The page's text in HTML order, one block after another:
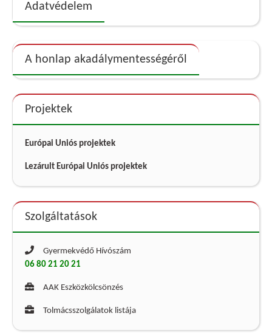
Adatvédelem
A honlap akadálymentességéről
Projektek
Európai Uniós projektek
Lezárult Európai Uniós projektek
Szolgáltatások
Gyermekvédő Hívószám
06 80 21 20 21
AAK Eszközkölcsönzés
Tolmácsszolgálatok listája